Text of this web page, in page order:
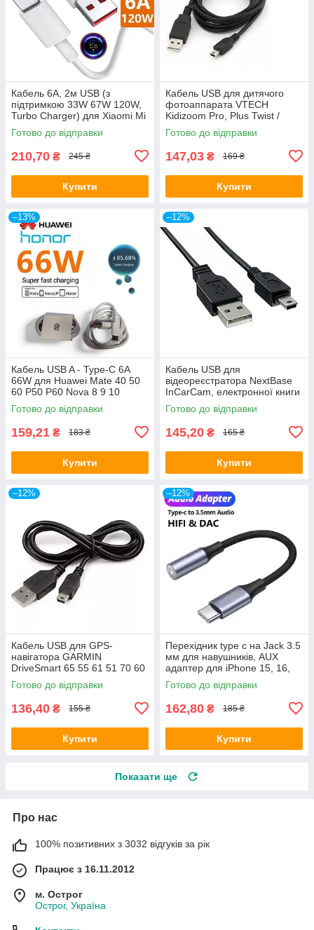
Кабель 6A, 2м USB (з
підтримкою 33W 67W 120W,
Turbo Charger) для Xiaomi Mi
13 12 11 10 Pro ultra Poco x3
Redmi Note K50 40
Готово до відправки
210,70 ₴ 245 ₴
Купити
Кабель USB для дитячого
фотоаппарата VTECH
Kidizoom Pro, Plus Twist /
колонки Juice Boom Bar
Bluetooth Speaker
Готово до відправки
147,03 ₴ 169 ₴
Купити
–13%
Кабель USB A - Type-C 6A
66W для Huawei Mate 40 50
60 P50 P60 Nova 8 9 10
Honor 50 70 90 100 200 Lite
X7 X8 X9 Magic 4 5 6 Pro, 1м
Готово до відправки
159,21 ₴ 183 ₴
Купити
–12%
Кабель USB для
відеореєстратора NextBase
InCarCam, електронної книги
KOBO WIRELESS 2010
EREADER, iRIVER STORY
Готово до відправки
145,20 ₴ 165 ₴
Купити
–12%
Кабель USB для GPS-
навігатора GARMIN
DriveSmart 65 55 61 51 70 60
50 40 LM LMT-D LMT-S NUVI
30 40 40LM 50 50LM GPS
Готово до відправки
136,40 ₴ 155 ₴
Купити
–12%
Перехідник type c на Jack 3.5
мм для навушників, AUX
адаптер для iPhone 15, 16,
Samsung, пристроїв на
Android
Готово до відправки
162,80 ₴ 185 ₴
Купити
Показати ще
Про нас
100% позитивних з 3032 відгуків за рік
Працює з 16.11.2012
м. Острог
Острог, Україна